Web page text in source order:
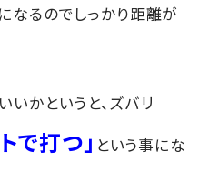
になるのでしっかり距離が
かというと、ズバリ
で打つ」 という事にな